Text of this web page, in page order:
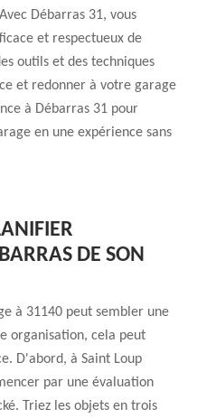
Débarras 31, vous
et respectueux de
outils et des techniques
et redonner à votre garage
à Débarras 31 pour
en une expérience sans
DE SON
à 31140 peut sembler une
organisation, cela peut
D'abord, à Saint Loup
par une évaluation
Triez les objets en trois